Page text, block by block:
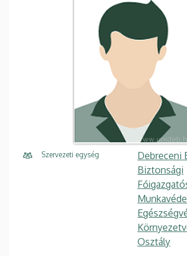
Szervezeti egység
Debreceni
Biztonsági
Osztály